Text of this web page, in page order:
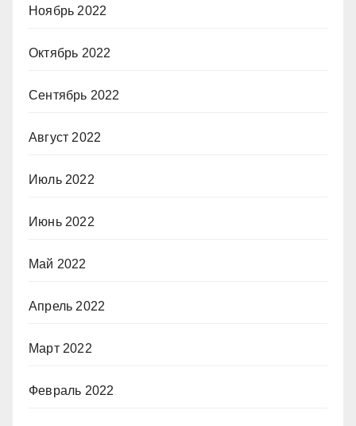
Ноябрь 2022
Октябрь 2022
Сентябрь 2022
Август 2022
Июль 2022
Июнь 2022
Май 2022
Апрель 2022
Март 2022
Февраль 2022